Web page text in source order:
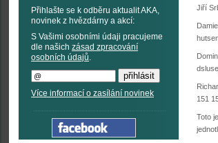
Přihlašte se k odběru aktualit AKA,
novinek z hvězdárny a akcí:
S Vašimi osobními údaji pracujeme
dle našich zásad zpracování
osobních údajů.
Více informací o zasílání novinek
Jiří
151
Toto